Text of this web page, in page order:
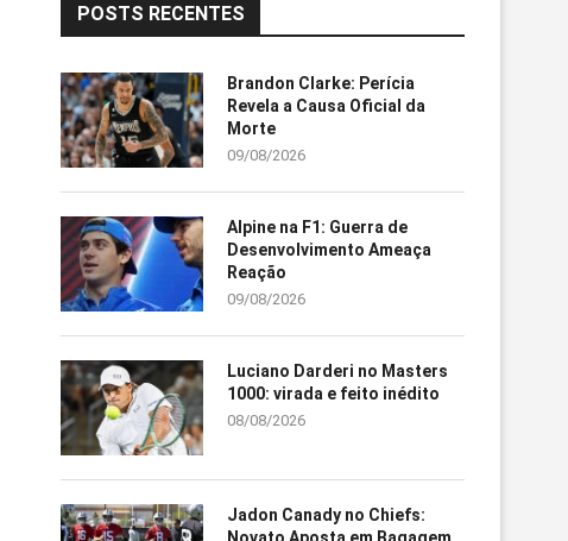
POSTS RECENTES
Brandon Clarke: Perícia
Revela a Causa Oficial da
Morte
09/08/2026
Alpine na F1: Guerra de
Desenvolvimento Ameaça
Reação
09/08/2026
Luciano Darderi no Masters
1000: virada e feito inédito
08/08/2026
Jadon Canady no Chiefs:
Novato Aposta em Bagagem